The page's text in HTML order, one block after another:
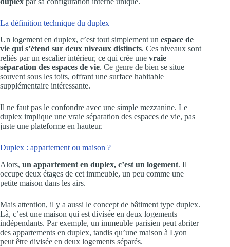
La définition technique du duplex
Un logement en duplex, c’est tout simplement un espace de
vie qui s’étend sur deux niveaux distincts. Ces niveaux sont
reliés par un escalier intérieur, ce qui crée une vraie
séparation des espaces de vie. Ce genre de bien se situe
souvent sous les toits, offrant une surface habitable
supplémentaire intéressante.
Il ne faut pas le confondre avec une simple mezzanine. Le
duplex implique une vraie séparation des espaces de vie, pas
juste une plateforme en hauteur.
Duplex : appartement ou maison ?
Alors, un appartement en duplex, c’est un logement. Il
occupe deux étages de cet immeuble, un peu comme une
petite maison dans les airs.
Mais attention, il y a aussi le concept de bâtiment type duplex.
Là, c’est une maison qui est divisée en deux logements
indépendants. Par exemple, un immeuble parisien peut abriter
des appartements en duplex, tandis qu’une maison à Lyon
peut être divisée en deux logements séparés.